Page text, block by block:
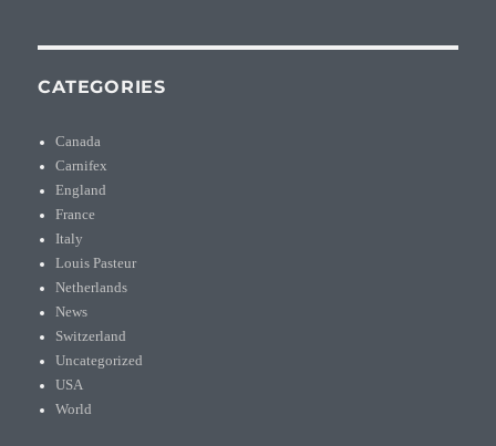
CATEGORIES
Canada
Carnifex
England
France
Italy
Louis Pasteur
Netherlands
News
Switzerland
Uncategorized
USA
World